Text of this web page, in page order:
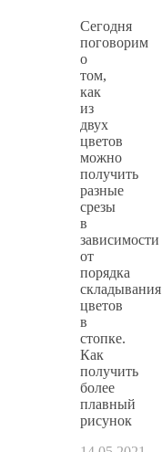
Сегодня
поговорим
о
том,
как
из
двух
цветов
можно
получить
разные
срезы
в
зависимости
от
порядка
складывания
цветов
в
стопке.
Как
получить
более
плавный
рисунок